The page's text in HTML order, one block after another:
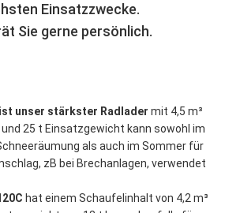
Einsatzzwecke.
Sie gerne persönlich.
ist unser stärkster Radlader mit 4,5 m³
25 t Einsatzgewicht kann sowohl im
als auch im Sommer für
zB bei Brechanlagen, verwendet
hat einem Schaufelinhalt von 4,2 m³